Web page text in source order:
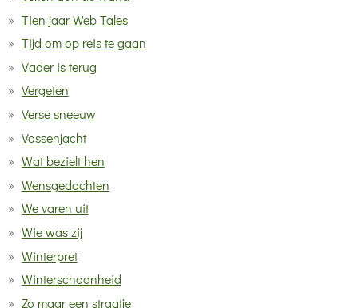
Tien jaar Web Tales
Tijd om op reis te gaan
Vader is terug
Vergeten
Verse sneeuw
Vossenjacht
Wat bezielt hen
Wensgedachten
We varen uit
Wie was zij
Winterpret
Winterschoonheid
Zo maar een straatje